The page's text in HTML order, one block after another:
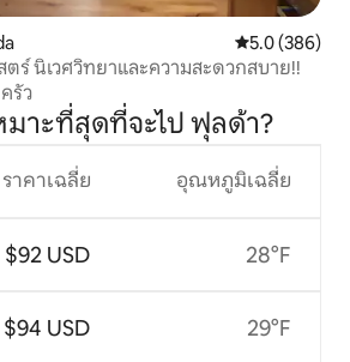
คะแนนเฉลี่ย
5.0 (386)
ตร์ นิเวศวิทยาและความสะดวกสบาย!!
ครัว
มาะที่สุดที่จะไป ฟุลด้า?
ราคาเฉลี่ย
$92 USD
$94 USD
อุณหภูมิเฉลี่ย
28°F
29°F